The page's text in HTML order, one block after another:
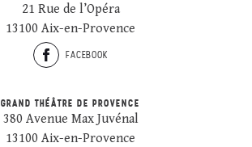
21 Rue de l’Opéra
13100 Aix-en-Provence
FACEBOOK
GRAND THÉÂTRE DE PROVENCE
380 Avenue Max Juvénal
13100 Aix-en-Provence